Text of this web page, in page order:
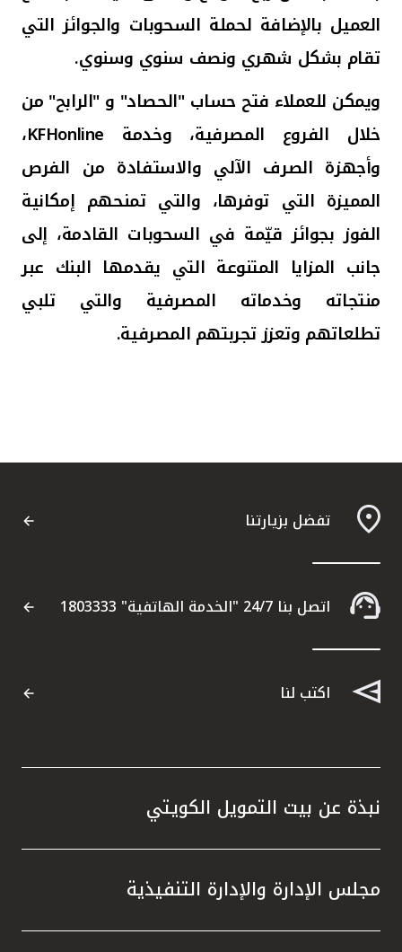
العميل بالإضافة لحملة السحوبات والجوائز التي
تقام بشكل شهري ونصف سنوي وسنوي.
ويمكن للعملاء فتح حساب "الحصاد" و "الرابح" من
خلال الفروع المصرفية، وخدمة KFHonline،
وأجهزة الصرف الآلي والاستفادة من الفرص
المميزة التي توفرها، والتي تمنحهم إمكانية
الفوز بجوائز قيّمة في السحوبات القادمة، إلى
جانب المزايا المتنوعة التي يقدمها البنك عبر
منتجاته وخدماته المصرفية والتي تلبي
تطلعاتهم وتعزز تجربتهم المصرفية.
تفضل بزيارتنا
اتصل بنا 24/7 "الخدمة الهاتفية" 1803333
اكتب لنا
نبذة عن بيت التمويل الكويتي
مجلس الإدارة والإدارة التنفيذية